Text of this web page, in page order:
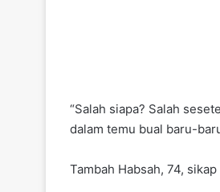
“Salah siapa? Salah
dalam temu bual baru-
Tambah Habsah, 74,